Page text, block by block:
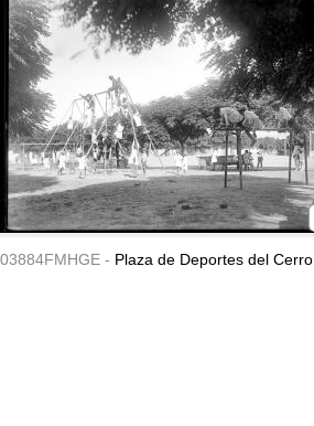
03884FMHGE - Plaza de Deportes del Cerro.